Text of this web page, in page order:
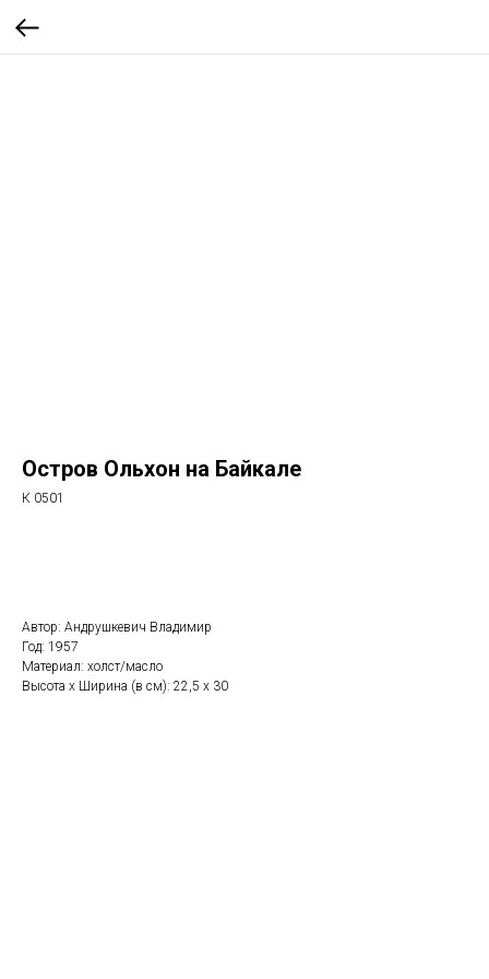
Остров Ольхон на Байкале
К 0501
Автор: Андрушкевич Владимир
Год: 1957
Материал: холст/масло
Высота x Ширина (в см): 22,5 х 30